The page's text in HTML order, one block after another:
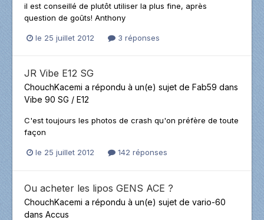
il est conseillé de plutôt utiliser la plus fine, après
question de goûts! Anthony
le 25 juillet 2012 3 réponses
JR Vibe E12 SG
ChouchKacemi a répondu à un(e) sujet de Fab59 dans
Vibe 90 SG / E12
C'est toujours les photos de crash qu'on préfère de toute
façon
le 25 juillet 2012 142 réponses
Ou acheter les lipos GENS ACE ?
ChouchKacemi a répondu à un(e) sujet de vario-60
dans Accus